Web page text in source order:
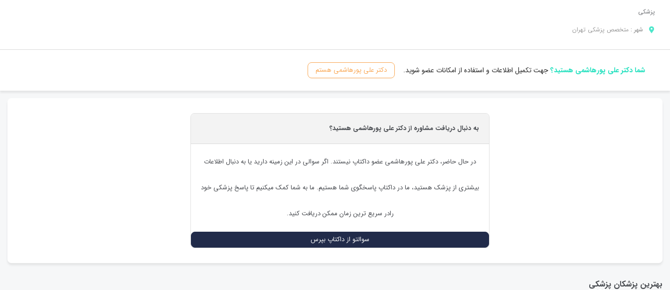
پزشکی
شهر : متخصص پزشکی تهران
شما دکتر علی پورهاشمی هستید؟جهت تکمیل اطلاعات و استفاده از امکانات عضو شوید. دکتر علی پورهاشمی هستم
به دنبال دریافت مشاوره از دکتر علی پورهاشمی هستید؟
در حال حاضر، دکتر علی پورهاشمی عضو داکتاپ نیستند. اگر سوالی در این زمینه دارید یا به دنبال اطلاعات
بیشتری از پزشک هستید، ما در داکتاپ پاسخگوی شما هستیم. ما به شما کمک میکنیم تا پاسخ پزشکی خود
رادر سریع ترین زمان ممکن دریافت کنید.
سوالتو از داکتاپ بپرس
بهترین پزشکان پزشکی